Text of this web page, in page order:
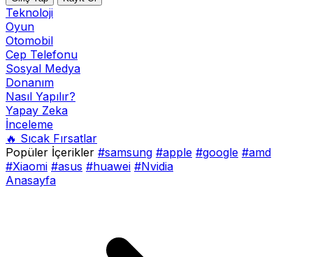
Teknoloji
Oyun
Otomobil
Cep Telefonu
Sosyal Medya
Donanım
Nasıl Yapılır?
Yapay Zeka
İnceleme
🔥 Sıcak Fırsatlar
Popüler İçerikler #samsung #apple #google #amd
#Xiaomi #asus #huawei #Nvidia
Anasayfa